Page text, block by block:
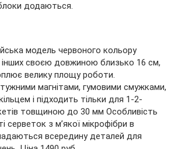
додаються.
модель червоного кольору
інших своєю довжиною близько 16 см,
велику площу роботи.
магнітами, гумовими смужками,
і підходить тільки для 1-2-
товщиною до 30 мм Особливість
серветок з м’якої мікрофібри в
всередину деталей для